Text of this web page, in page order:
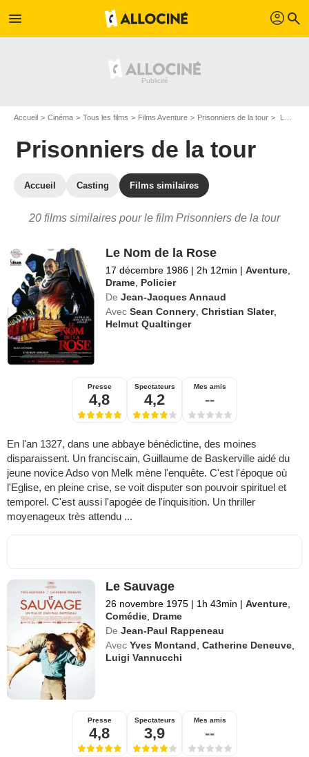
menu profil search
Accueil Cinéma Tous les films Films Aventure Prisonniers de la tour Les films similaires à "Prisonniers de la tour"
Prisonniers de la tour
Accueil Casting Films similaires
20 films similaires pour le film Prisonniers de la tour
Le Nom de la Rose
17 décembre 1986 | 2h 12min | Aventure
Drame Policier
De Jean-Jacques Annaud
Avec Sean Connery ,Christian Slater,
Helmut Qualtinger
Presse
4,8
Spectateurs
4,2
Mes amis
--
En l'an 1327, dans une abbaye bénédictine, des moines
disparaissent. Un franciscain, Guillaume de Baskerville aidé du
jeune novice Adso von Melk mène l'enquête. C'est l'époque où
l'Eglise, en pleine crise, se voit disputer son pouvoir spirituel et
temporel. C'est aussi l'apogée de l'inquisition. Un thriller
moyenageux très attendu ...
Le Sauvage
26 novembre 1975 | 1h 43min | Aventure
Comédie Drame
De Jean-Paul Rappeneau
Avec Yves Montand ,Catherine Deneuve
Luigi Vannucchi
Presse
4,8
Spectateurs
3,9
Mes amis
--